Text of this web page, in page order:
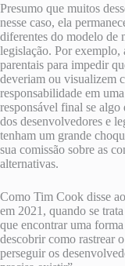
Presumo que muitos
nesse caso, ela
diferentes do modelo de
legislação. Por
parentais para impedir
deveriam ou visualizem
responsabilidade em
responsável final se algo
dos desenvolvedores e
tenham um grande
sua comissão sobre as
alternativas.
Como Tim Cook disse
em 2021, quando se
que encontrar uma
descobrir como rastrear
perseguir os